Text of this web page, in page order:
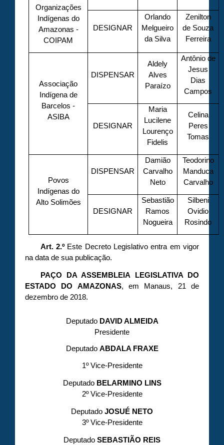
Organizações
Indígenas do
Amazonas -
COIPAM
DESIGNAR
Orlando
Melgueiro
da Silva
Zenilton
de Souza
Ferreira
Associação
Indígena de
Barcelos -
ASIBA
DISPENSAR
Aldely
Alves
Paraízo
Antônio de
Jesus
Dias
Campos
DESIGNAR
Maria
Lucilene
Lourenço
Fidelis
Celina
Peres
Tomas
Povos
Indígenas do
Alto Solimões
DISPENSAR
Damião
Carvalho
Neto
Teodorino
Manduca
Carvalho
DESIGNAR
Sebastião
Ramos
Nogueira
Silbeni
Ovidio
Rosindo
Art. 2.ºEste Decreto Legislativo entra em vigor
na data de sua publicação.
PAÇO DA ASSEMBLEIA LEGISLATIVA DO
ESTADO DO AMAZONAS, em Manaus, 21 de
dezembro de 2018.
Deputado DAVID ALMEIDA
Presidente
Deputado ABDALA FRAXE
1º Vice-Presidente
DeputadoBELARMINO LINS
2º Vice-Presidente
Deputado JOSUÉ NETO
3º Vice-Presidente
Deputado SEBASTIÃO REIS